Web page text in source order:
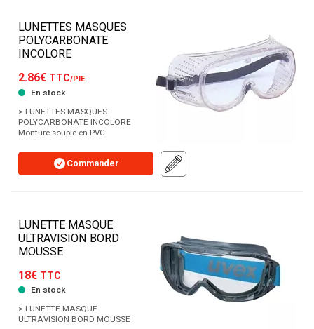
LUNETTES MASQUES
POLYCARBONATE
INCOLORE
2.86€ TTC/PIE
En stock
> LUNETTES MASQUES
POLYCARBONATE INCOLORE
Monture souple en PVC
Commander
LUNETTE MASQUE
ULTRAVISION BORD
MOUSSE
18€ TTC
En stock
> LUNETTE MASQUE
ULTRAVISION BORD MOUSSE